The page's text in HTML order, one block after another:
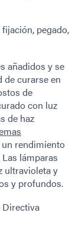
pegado,
añadidos y se
de curarse en
de
con luz
de haz
rendimiento
lámparas
ultravioleta y
y profundos.
Directiva